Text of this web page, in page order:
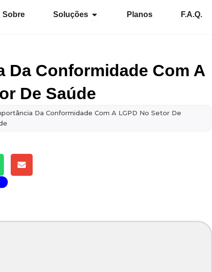
Sobre Soluções Abrir Soluções
Planos F.A.Q.
Da Conformidade Com A
De Saúde
Da Conformidade Com A LGPD No Setor De